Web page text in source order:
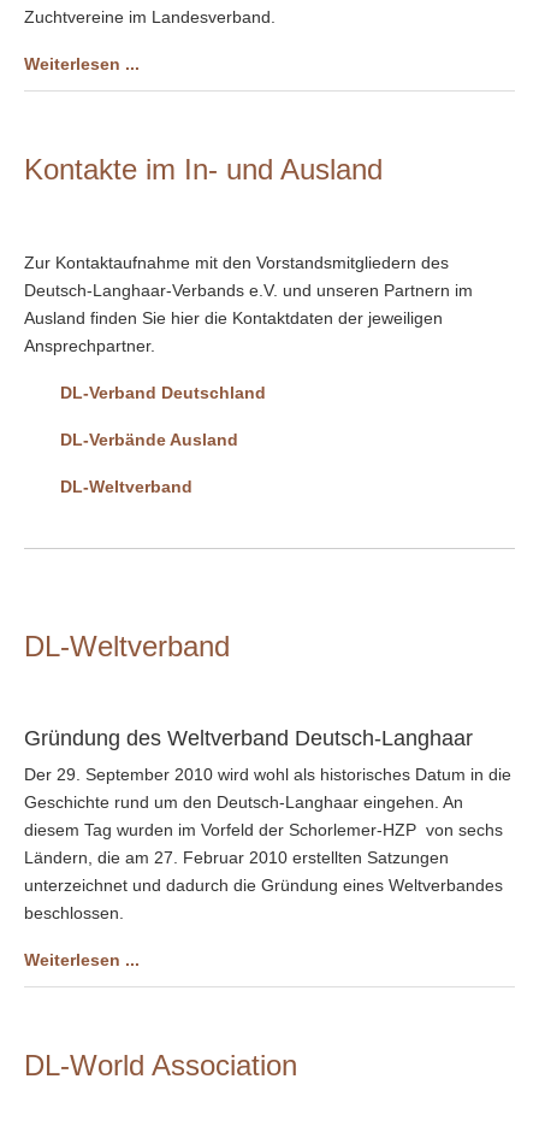
Zuchtvereine im Landesverband.
Weiterlesen ...
Kontakte im In- und Ausland
Zur Kontaktaufnahme mit den Vorstandsmitgliedern des
Deutsch-Langhaar-Verbands e.V. und unseren Partnern im
Ausland finden Sie hier die Kontaktdaten der jeweiligen
Ansprechpartner.
DL-Verband Deutschland
DL-Verbände Ausland
DL-Weltverband
DL-Weltverband
Gründung des Weltverband Deutsch-Langhaar
Der 29. September 2010 wird wohl als historisches Datum in die
Geschichte rund um den Deutsch-Langhaar eingehen. An
diesem Tag wurden im Vorfeld der Schorlemer-HZP von sechs
Ländern, die am 27. Februar 2010 erstellten Satzungen
unterzeichnet und dadurch die Gründung eines Weltverbandes
beschlossen.
Weiterlesen ...
DL-World Association